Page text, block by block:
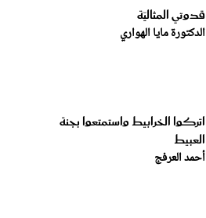
قدوتي المثاليّة
الدكتورة مايا الهواري
اتركوا الخرابيط واستمتعوا بجنة
العبيط
أحمد العرفج